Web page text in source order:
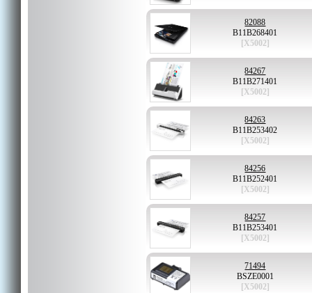
82088
B11B268401
[X5002]
84267
B11B271401
[X5002]
84263
B11B253402
[X5002]
84256
B11B252401
[X5002]
84257
B11B253401
[X5002]
71494
BSZE0001
[X5002]